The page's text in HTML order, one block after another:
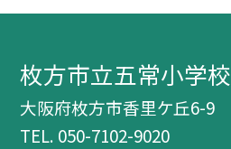
枚方市立五常小学校
大阪府枚方市香里ケ丘6-9
TEL. 050-7102-9020